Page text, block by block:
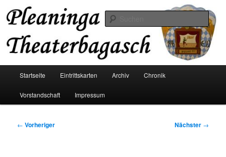
primären
Inhalt
springenPleaninga Theaterbagasch
Der Theaterverein aus Pliening
Startseite Eintrittskarten Archiv Chronik
Vorstandschaft Impressum
Beitragsnavigation
← Vorheriger Nächster →